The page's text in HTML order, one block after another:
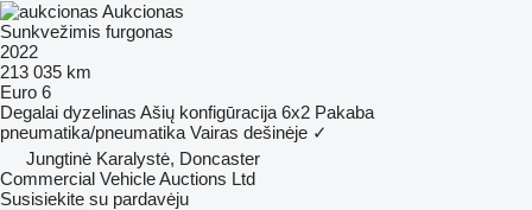
Aukcionas
Sunkvežimis furgonas
2022
213 035 km
Euro 6
Degalai dyzelinas Ašių konfigūracija 6x2 Pakaba
pneumatika/pneumatika Vairas dešinėje ✓
Jungtinė Karalystė, Doncaster
Commercial Vehicle Auctions Ltd
Susisiekite su pardavėju